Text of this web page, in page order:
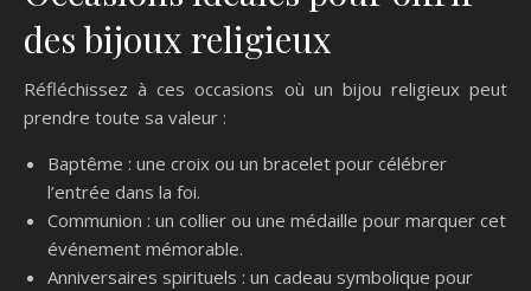
des bijoux religieux
Réfléchissez à ces occasions où un bijou religieux peut
prendre toute sa valeur :
Baptême : une croix ou un bracelet pour célébrer
l’entrée dans la foi.
Communion : un collier ou une médaille pour marquer cet
événement mémorable.
Anniversaires spirituels : un cadeau symbolique pour